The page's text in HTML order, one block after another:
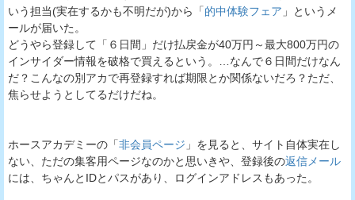
いう担当(実在するかも不明だが)から「的中体験フェア 」というメ
ールが届いた。
どうやら登録して「６日間」だけ払戻金が40万円～最大800万円の
インサイダー情報を破格で買えるという。…なんで６日間だけなん
だ？こんなの別アカで再登録すれば期限とか関係ないだろ？ただ、
焦らせようとしてるだけだね。
ホースアカデミーの「非会員ページ 」を見ると、サイト自体実在し
ない、ただの集客用ページなのかと思いきや、登録後の返信メール
には、ちゃんとIDとパスがあり、ログインアドレスもあった。